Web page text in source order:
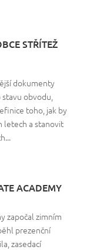
STŘÍTEŽ
dokumenty
obvodu,
toho, jak by
letech a stanovit
ACADEMY
započal zimním
prezenční
zasedací